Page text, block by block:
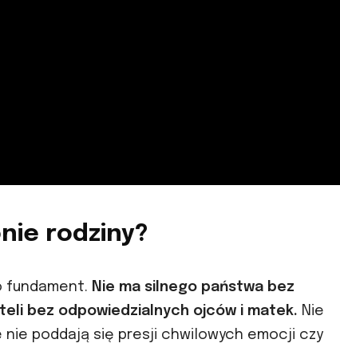
rodziny?
fundament. Nie ma silnego państwa bez
bez odpowiedzialnych ojców i matek. Nie
nie poddają się presji chwilowych emocji czy